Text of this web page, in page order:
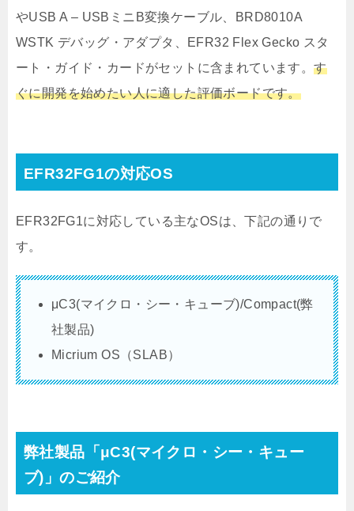
やUSB A – USBミニB変換ケーブル、BRD8010A
WSTK デバッグ・アダプタ、EFR32 Flex Gecko スタ
ート・ガイド・カードがセットに含まれています。す
ぐに開発を始めたい人に適した評価ボードです。
EFR32FG1の対応OS
EFR32FG1に対応している主なOSは、下記の通りで
す。
μC3(マイクロ・シー・キューブ)/Compact(弊
社製品)
Micrium OS（SLAB）
弊社製品「μC3(マイクロ・シー・キュー
ブ)」のご紹介